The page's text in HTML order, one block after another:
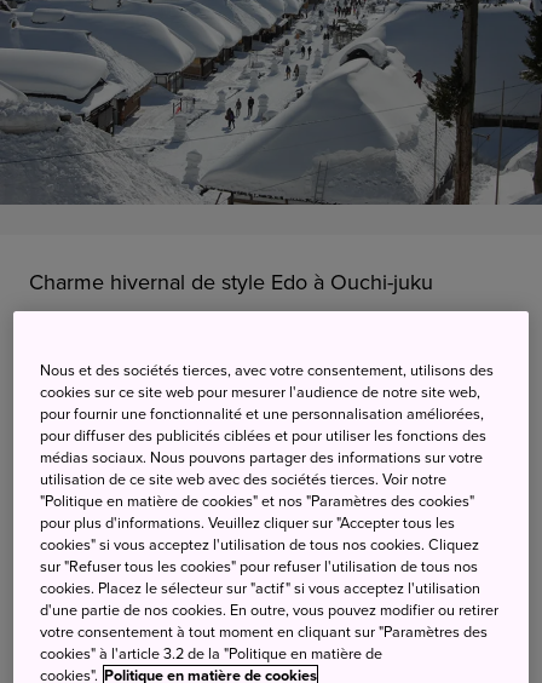
Charme hivernal de style Edo à Ouchi-juku
Get Transit Info
Charme hivernal de style Edo à
Ouchi-juku
Ce charmant village accueille plusieurs festivals
saisonniers. Le plus populaire, le splendide festival de la
neige d'Ouchi-juku, comprend diverses manifestations qui
Nous et des sociétés tierces, avec votre consentement, utilisons des
cookies sur ce site web pour mesurer l'audience de notre site web,
pour fournir une fonctionnalité et une personnalisation améliorées,
pour diffuser des publicités ciblées et pour utiliser les fonctions des
médias sociaux. Nous pouvons partager des informations sur votre
utilisation de ce site web avec des sociétés tierces. Voir notre
"Politique en matière de cookies" et nos "Paramètres des cookies"
pour plus d'informations. Veuillez cliquer sur "Accepter tous les
cookies" si vous acceptez l'utilisation de tous nos cookies. Cliquez
sur "Refuser tous les cookies" pour refuser l'utilisation de tous nos
cookies. Placez le sélecteur sur "actif" si vous acceptez l'utilisation
d'une partie de nos cookies. En outre, vous pouvez modifier ou retirer
votre consentement à tout moment en cliquant sur "Paramètres des
cookies" à l'article 3.2 de la "Politique en matière de
cookies". Politique en matière de cookies